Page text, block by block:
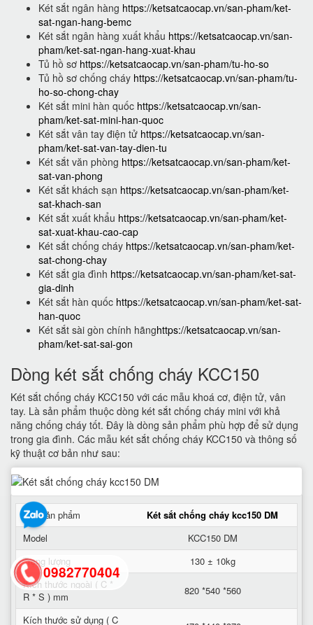
Két sắt ngân hàng https://ketsatcaocap.vn/san-pham/ket-
sat-ngan-hang-bemc
Két sắt ngân hàng xuất khẩu https://ketsatcaocap.vn/san-
pham/ket-sat-ngan-hang-xuat-khau
Tủ hồ sơ https://ketsatcaocap.vn/san-pham/tu-ho-so
Tủ hồ sơ chống cháy https://ketsatcaocap.vn/san-pham/tu-
ho-so-chong-chay
Két sắt mini hàn quốc https://ketsatcaocap.vn/san-
pham/ket-sat-mini-han-quoc
Két sắt vân tay điện tử https://ketsatcaocap.vn/san-
pham/ket-sat-van-tay-dien-tu
Két sắt văn phòng https://ketsatcaocap.vn/san-pham/ket-
sat-van-phong
Két sắt khách sạn https://ketsatcaocap.vn/san-pham/ket-
sat-khach-san
Két sắt xuất khẩu https://ketsatcaocap.vn/san-pham/ket-
sat-xuat-khau-cao-cap
Két sắt chống cháy https://ketsatcaocap.vn/san-pham/ket-
sat-chong-chay
Két sắt gia đình https://ketsatcaocap.vn/san-pham/ket-sat-
gia-dinh
Két sắt hàn quốc https://ketsatcaocap.vn/san-pham/ket-sat-
han-quoc
Két sắt sài gòn chính hãnghttps://ketsatcaocap.vn/san-
pham/ket-sat-sai-gon
Dòng két sắt chống cháy KCC150
Két sắt chống cháy KCC150 với các mẫu khoá cơ, điện tử, vân
tay. Là sản phẩm thuộc dòng két sắt chống cháy mini với khả
năng chống cháy tốt. Đây là dòng sản phẩm phù hợp để sử dụng
trong gia đình. Các mẫu két sắt chống cháy KCC150 và thông số
kỹ thuật cơ bản như sau:
Tên sản phẩm
Két sắt chống cháy kcc150 DM
Model
KCC150 DM
Trọng lượng
130 ± 10kg
Kích thước ngoài ( C *
R * S ) mm
820 *540 *560
Kích thước sử dụng ( C
0982770404